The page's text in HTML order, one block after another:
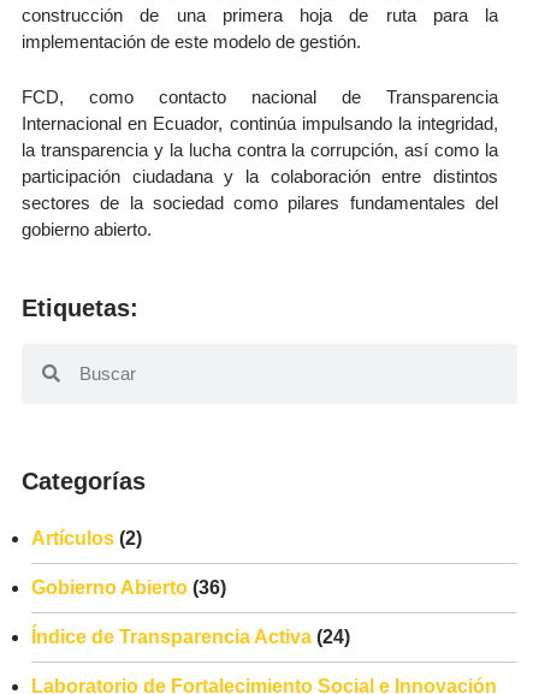
construcción de una primera hoja de ruta para la
implementación de este modelo de gestión.
FCD, como contacto nacional de Transparencia
Internacional en Ecuador, continúa impulsando la integridad,
la transparencia y la lucha contra la corrupción, así como la
participación ciudadana y la colaboración entre distintos
sectores de la sociedad como pilares fundamentales del
gobierno abierto.
Etiquetas:
Categorías
Artículos (2)
Gobierno Abierto (36)
Índice de Transparencia Activa (24)
Laboratorio de Fortalecimiento Social e Innovación